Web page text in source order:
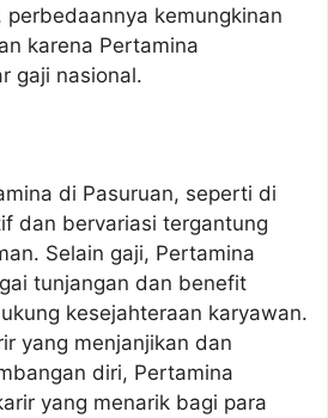
perbedaannya kemungkinan
karena Pertamina
gaji nasional.
di Pasuruan, seperti di
dan bervariasi tergantung
Selain gaji, Pertamina
tunjangan dan benefit
kesejahteraan karyawan.
yang menjanjikan dan
diri, Pertamina
yang menarik bagi para